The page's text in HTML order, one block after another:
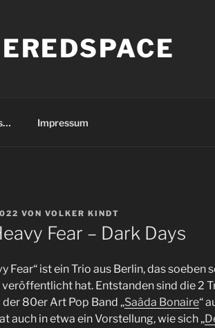
Impressum
VON VOLKER KINDT
Fear – Dark Days
Fear“ ist ein Trio aus Berlin, das soeben
veröffentlicht hat. Entstanden sind die 2
80er Art Pop Band „Saâda Bonaire“
auch in etwa ein Vorstellung, wie sich „